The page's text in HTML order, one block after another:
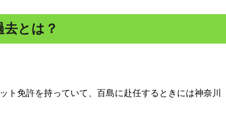
とは？
ト免許を持っていて、百島に赴任するときには神奈川